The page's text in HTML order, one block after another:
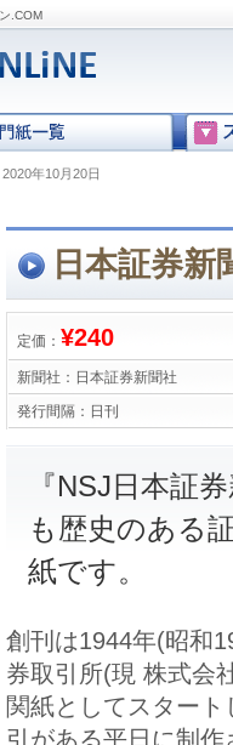
.COM
年10月20日
日本証券新
定価： ¥240
新聞社： 日本証券新聞社
発行間隔： 日刊
『NSJ日本証
も歴史のある
紙です。
創刊は1944年(昭和
券取引所(現 株式会
関紙としてスター
引がある平日に制